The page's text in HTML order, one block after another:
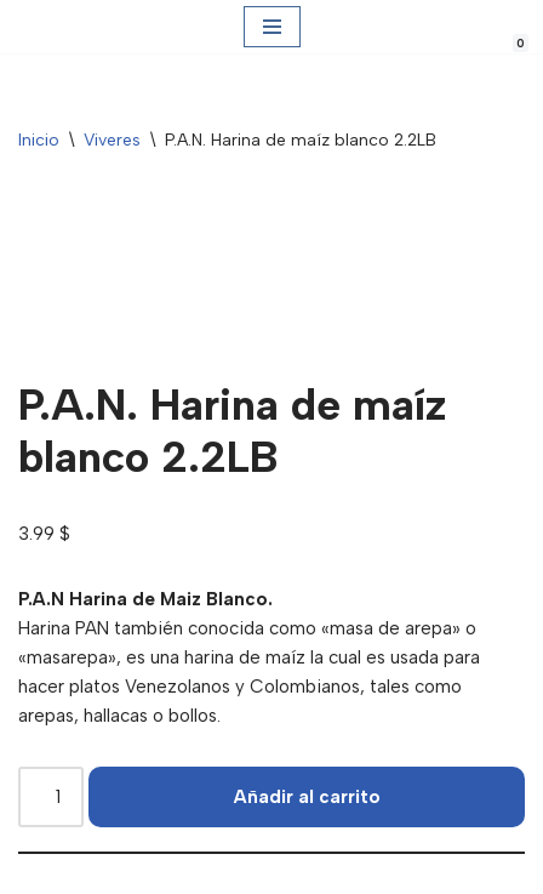
0
Inicio \ Viveres \ P.A.N. Harina de maíz blanco 2.2LB
P.A.N. Harina de maíz
blanco 2.2LB
3.99 $
P.A.N Harina de Maiz Blanco.
Harina PAN también conocida como «masa de arepa» o
«masarepa», es una harina de maíz la cual es usada para
hacer platos Venezolanos y Colombianos, tales como
arepas, hallacas o bollos.
Añadir al carrito